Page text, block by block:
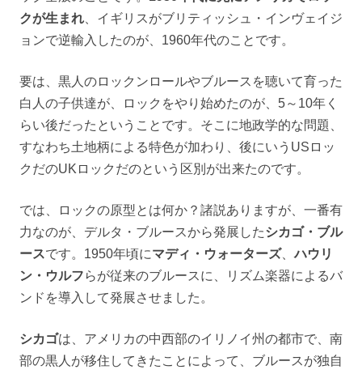
クが生まれ 、イギリスがブリティッシュ・インヴェイジ
ョンで逆輸入したのが、1960年代のことです。
要は、黒人のロックンロールやブルースを聴いて育った
白人の子供達が、ロックをやり始めたのが、5～10年く
らい後だったということです。そこに地政学的な問題、
すなわち土地柄による特色が加わり、後にいうUSロッ
クだのUKロックだのという区別が出来たのです。
では、ロックの原型とは何か？諸説ありますが、一番有
力なのが、デルタ・ブルースから発展したシカゴ・ブル
ースです。1950年頃にマディ・ウォーターズ、ハウリ
ン・ウルフらが従来のブルースに、リズム楽器によるバ
ンドを導入して発展させました。
シカゴは、アメリカの中西部のイリノイ州の都市で、南
部の黒人が移住してきたことによって、ブルースが独自